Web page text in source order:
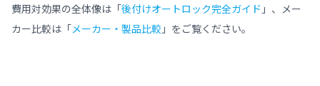
費用対効果の全体像は「後付けオートロック完全ガイド 」、メー
カー比較は「メーカー・製品比較 」をご覧ください。